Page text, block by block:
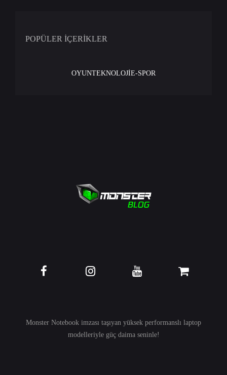
POPÜLER İÇERİKLER
OYUNTEKNOLOJİE-SPOR
Monster Notebook imzası taşıyan yüksek performanslı laptop
modelleriyle güç daima seninle!